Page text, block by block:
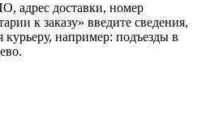
адрес доставки, номер
к заказу» введите сведения,
курьеру, например: подъезды в